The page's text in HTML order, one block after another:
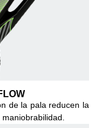
de la pala reducen la